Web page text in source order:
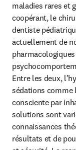
maladies rares et
coopérant, le
dentiste
actuellement de
Entre les deux,
sédations comme
consciente par
solutions sont
connaissances
résultats et de